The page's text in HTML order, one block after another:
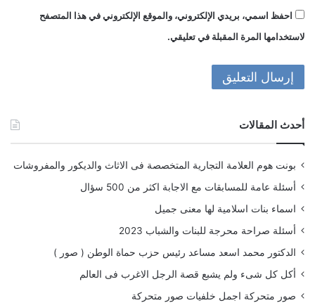
احفظ اسمي، بريدي الإلكتروني، والموقع الإلكتروني في هذا المتصفح
لاستخدامها المرة المقبلة في تعليقي.
أحدث المقالات
بونت هوم العلامة التجارية المتخصصة فى الاثاث والديكور والمفروشات
أسئلة عامة للمسابقات مع الاجابة اكثر من 500 سؤال
اسماء بنات اسلامية لها معنى جميل
أسئلة صراحة محرجة للبنات والشباب 2023
الدكتور محمد اسعد مساعد رئيس حزب حماة الوطن ( صور )
أكل كل شىء ولم يشبع قصة الرجل الاغرب فى العالم
صور متحركة اجمل خلفيات صور متحركة